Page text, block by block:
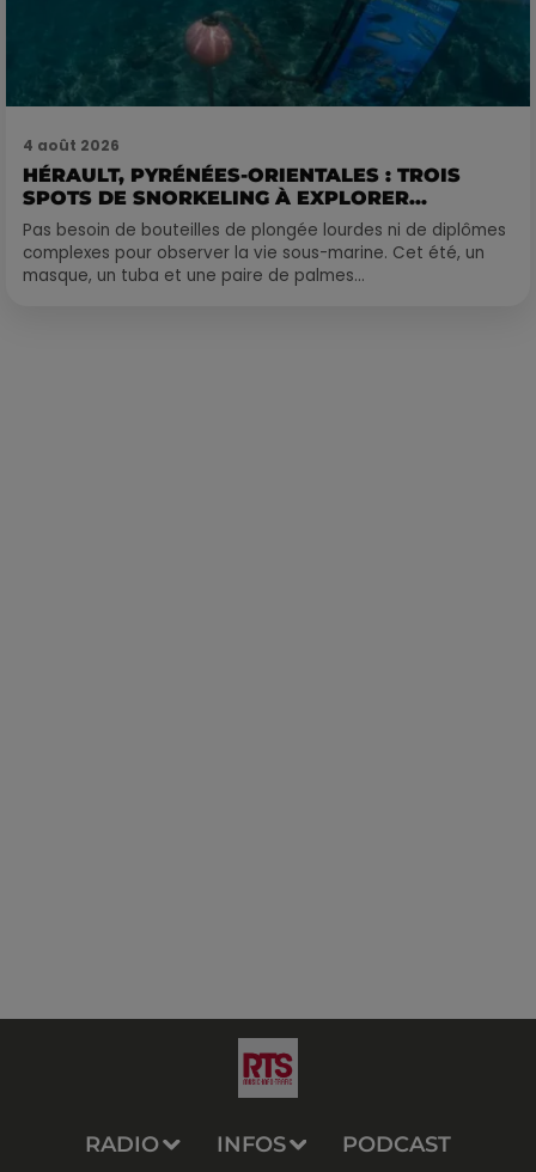
4 août 2026
HÉRAULT, PYRÉNÉES-ORIENTALES : TROIS
SPOTS DE SNORKELING À EXPLORER...
Pas besoin de bouteilles de plongée lourdes ni de diplômes
complexes pour observer la vie sous-marine. Cet été, un
masque, un tuba et une paire de palmes...
RADIO INFOS PODCAST